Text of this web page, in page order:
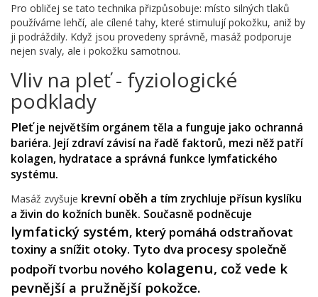
Pro obličej se tato technika přizpůsobuje: místo silných tlaků
používáme lehčí, ale cílené tahy, které stimulují pokožku, aniž by
ji podráždily. Když jsou provedeny správně, masáž podporuje
nejen svaly, ale i pokožku samotnou.
Vliv na pleť - fyziologické
podklady
Pleťje největším orgánem těla a funguje jako ochranná
bariéra. Její zdraví závisí na řadě faktorů, mezi něž patří
kolagen, hydratace a správná funkce lymfatického
systému.
Masáž zvyšuje krevní oběh a tím zrychluje přísun kyslíku
a živin do kožních buněk. Současně podněcuje
lymfatický systém, který pomáhá odstraňovat
toxiny a snížit otoky. Tyto dva procesy společně
podpoří tvorbu nového kolagenu, což vede k
pevnější a pružnější pokožce.